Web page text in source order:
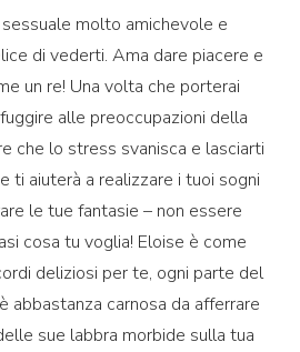
a
€1,098.00
molto amichevole e
di vederti. Ama dare piacere e
un re! Una volta che porterai
alle preoccupazioni della
che lo stress svanisca e lasciarti
ti aiuterà a realizzare i tuoi sogni
le tue fantasie – non essere
cosa tu voglia! Eloise è come
deliziosi per te, ogni parte del
abbastanza carnosa da afferrare
sue labbra morbide sulla tua